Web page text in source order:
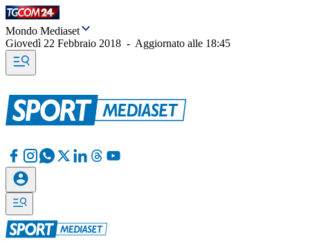
Mondo Mediaset
Giovedì 22 Febbraio 2018 - Aggiornato alle 18:45